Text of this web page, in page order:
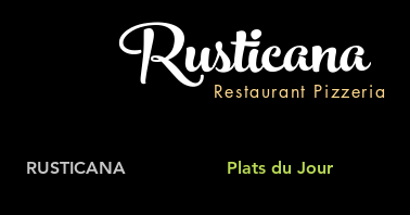
Rusticana
Restaurant Pizzeria
RUSTICANA Plats du Jour